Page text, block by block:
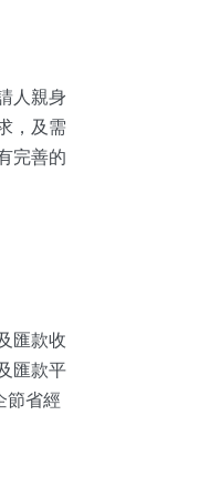
人親身
，及需
完善的
匯款收
匯款平
節省經